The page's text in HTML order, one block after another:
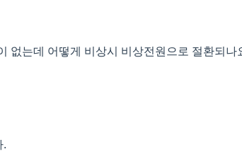
없는데 어떻게 비상시 비상전원으로 절환되나
.